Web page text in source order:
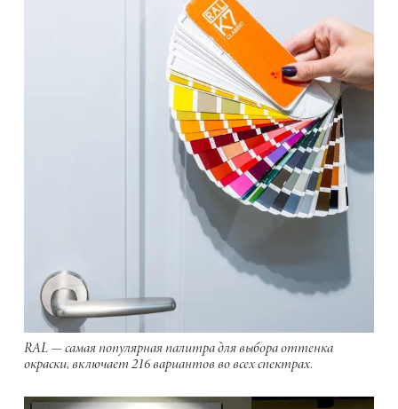
RAL — самая популярная палитра для выбора оттенка
окраски, включает 216 вариантов во всех спектрах.